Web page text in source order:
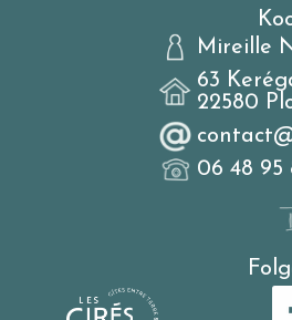
Mireille
63
22580
06 48 95